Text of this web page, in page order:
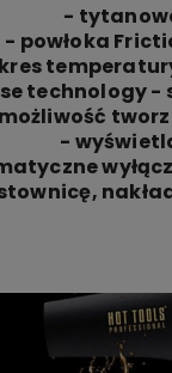
-
- powłoka
technology -
-